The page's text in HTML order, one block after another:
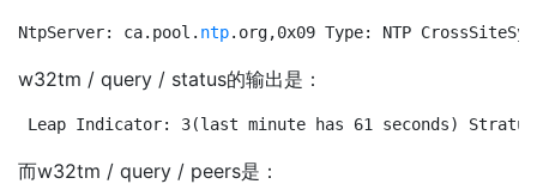
NtpServer: ca.pool. ntp.org,0x09 Type: NTP
w32tm / query / status的输出是：
Leap Indicator: 3(last minute has 61 seconds)
而w32tm / query / peers是：